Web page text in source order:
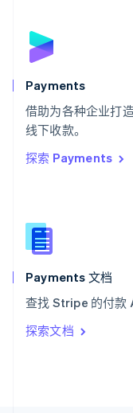
Payments
借助为各种企业打
线下收款。
探索 Payments
Payments 文档
查找 Stripe 的付款
探索文档
English
斯洛文尼亚
泰国
ไทยEnglish
希腊
English
西班牙
新西兰
English
匈牙利
English
ItalianoEnglish
印度
English